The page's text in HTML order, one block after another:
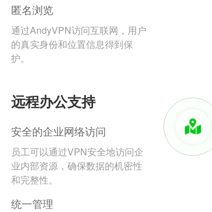
匿名浏览
通过AndyVPN访问互联网，用户
的真实身份和位置信息得到保
护。
远程办公支持
安全的企业网络访问
员工可以通过VPN安全地访问企
业内部资源，确保数据的机密性
和完整性。
统一管理